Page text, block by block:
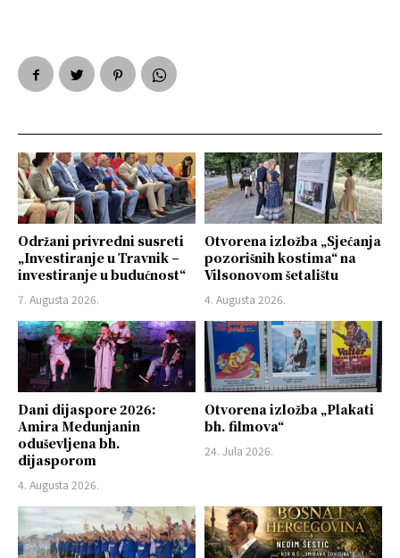
Održani privredni susreti
„Investiranje u Travnik –
investiranje u budućnost“
7. Augusta 2026.
Otvorena izložba „Sjećanja
pozorišnih kostima“ na
Vilsonovom šetalištu
4. Augusta 2026.
Dani dijaspore 2026:
Amira Medunjanin
oduševljena bh.
dijasporom
4. Augusta 2026.
Otvorena izložba „Plakati
bh. filmova“
24. Jula 2026.